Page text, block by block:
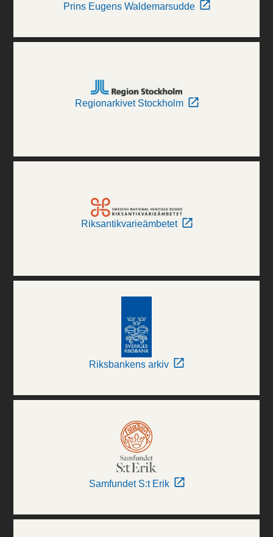
Prins Eugens Waldemarsudde
Regionarkivet Stockholm
Riksantikvarieämbetet
Riksbankens arkiv
Samfundet S:t Erik